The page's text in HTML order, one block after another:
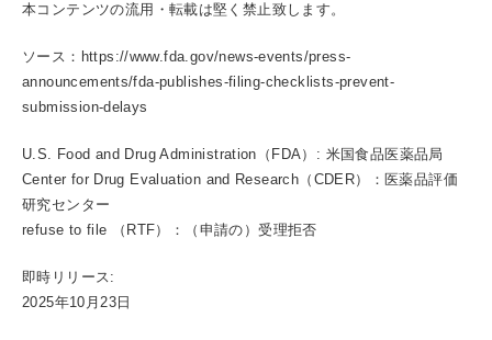
本コンテンツの流用・転載は堅く禁止致します。
ソース：https://www.fda.gov/news-events/press-
announcements/fda-publishes-filing-checklists-prevent-
submission-delays
U.S. Food and Drug Administration（FDA）: 米国食品医薬品局
Center for Drug Evaluation and Research（CDER）：医薬品評価
研究センター
refuse to file （RTF）：（申請の）受理拒否
即時リリース:
2025年10月23日